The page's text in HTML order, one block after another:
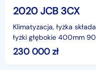
2020 JCB 3CX
Klimatyzacja, łyżka
łyżki głębokie 400mm
230 000zł